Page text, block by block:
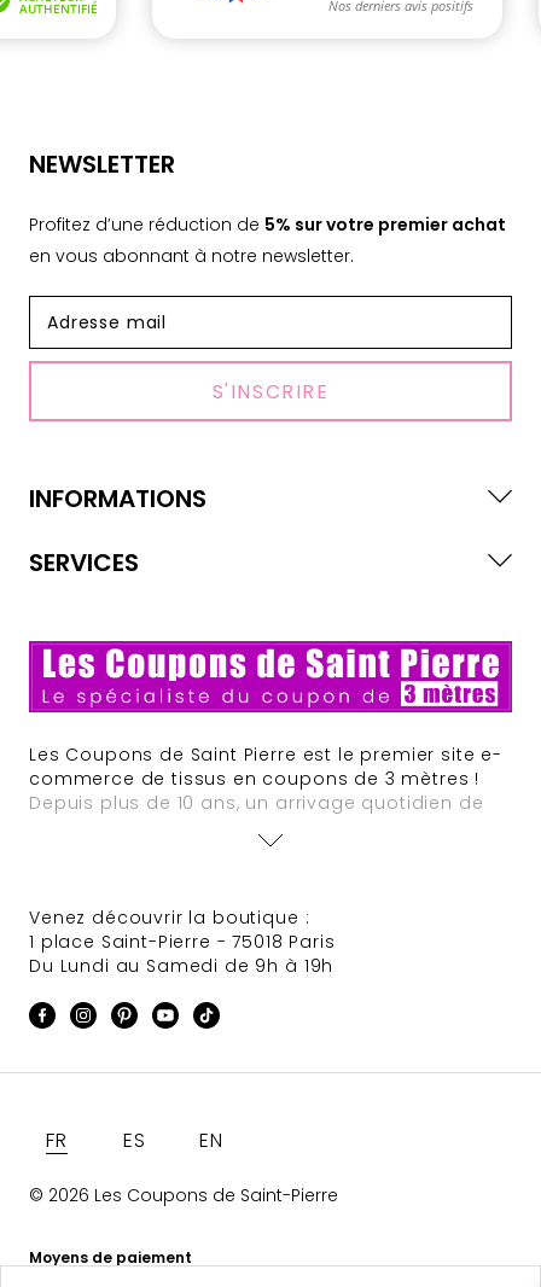
Les Coupons de Saint Pierre est le premier site e-
commerce de tissus en coupons de 3 mètres !
Depuis plus de 10 ans, un arrivage quotidien de
toute concurrence animent régulièrement le site
leur apparition.
Venez découvrir la boutique :
1 place Saint-Pierre - 75018 Paris
Du Lundi au Samedi de 9h à 19h
INFORMATIONS
SERVICES
NEWSLETTER
Profitez d’une réduction de 5% sur votre premier achat
en vous abonnant à notre newsletter.
S'INSCRIRE
FR ES EN
© 2026 Les Coupons de Saint-Pierre
Moyens de paiement